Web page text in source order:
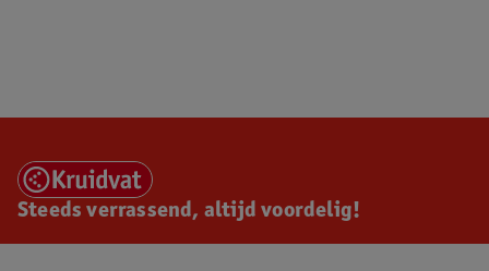
Steeds verrassend, altijd voordelig!